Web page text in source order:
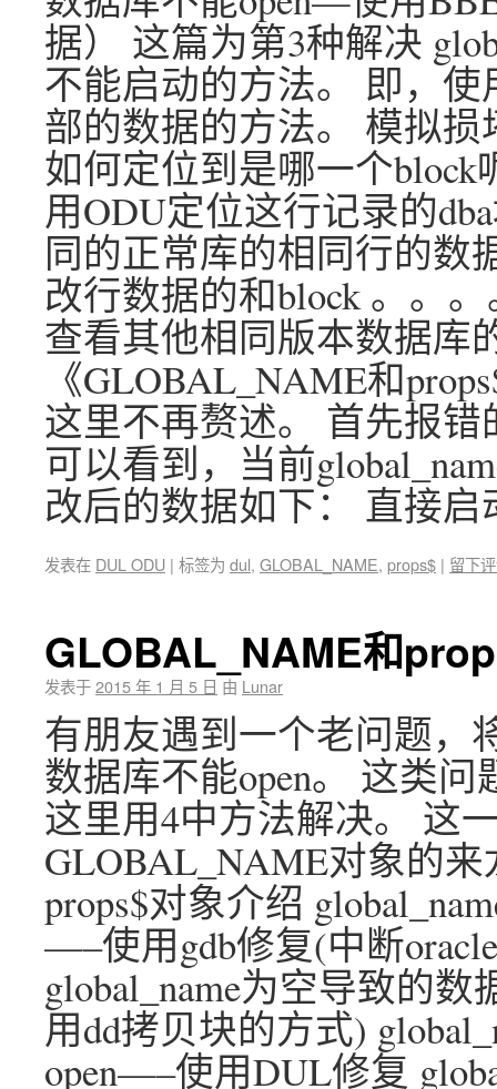
据） 这篇为第3种解决
不能启动的方法。 即，
部的数据的方法。 模拟损
如何定位到是哪一个
用ODU定位这行记录的
同的正常库的相同行的数
改行数据的和block 。。
查看其他相同版本数据库
《GLOBAL_NAME和
这里不再赘述。 首先报
可以看到，当前
改后的数据如下： 直接启
发表在 DUL ODU | 标签为 dul, GLOBAL_NAME, props$ | 留下
GLOBAL_NAME和
发表于2015 年 1 月 5 日 由 Lunar
有朋友遇到一个老问题，
数据库不能open。 这类
这里用4中方法解决。 这
GLOBAL_NAME对象的
props$对象介绍
—–使用gdb修复(中断
global_name为空导致的
用dd拷贝块的方式)
open—–使用DUL修复